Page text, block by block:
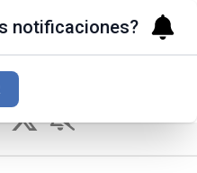
notificaciones?